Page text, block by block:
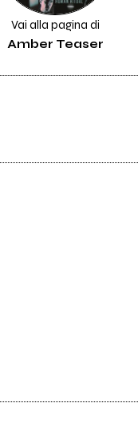
Vai alla pagina di
Amber Teaser